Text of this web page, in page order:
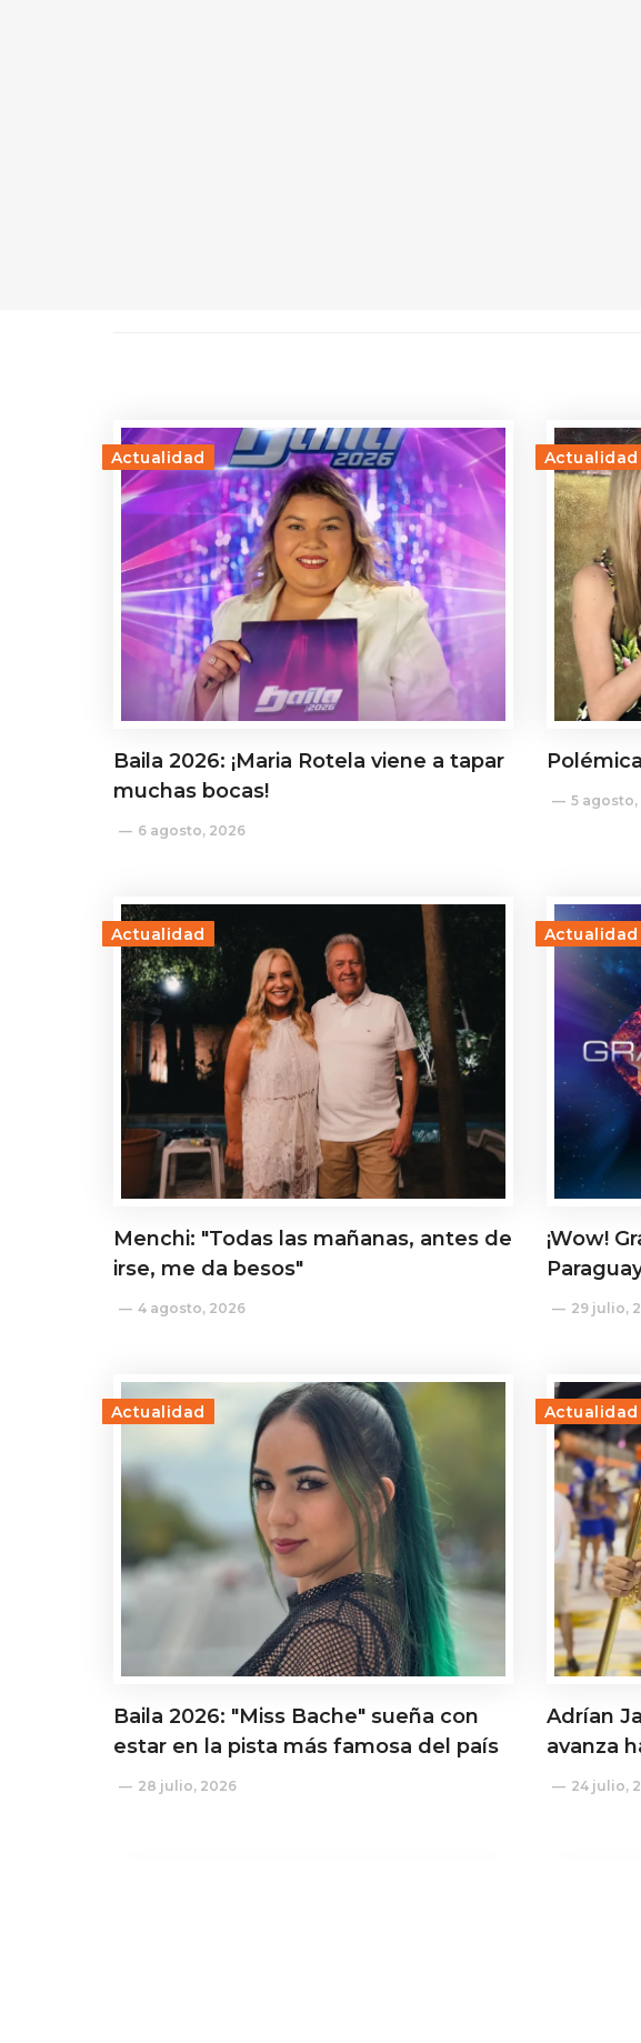
Actualidad
Baila 2026: ¡Maria Rotela viene a tapar
muchas bocas!
6 agosto, 2026
Actualidad
5 agosto,
Actualidad
Menchi: "Todas las mañanas, antes de
irse, me da besos"
4 agosto, 2026
Actualidad
¡Wow!
29 julio,
Actualidad
Baila 2026: "Miss Bache" sueña con
estar en la pista más famosa del país
28 julio, 2026
Actualidad
Adrían
avanza
24 julio,